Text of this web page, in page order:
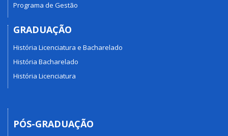
Programa de Gestão
GRADUAÇÃO
História Licenciatura e Bacharelado
História Bacharelado
História Licenciatura
PÓS-GRADUAÇÃO